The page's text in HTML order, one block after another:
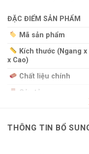
ĐẶC ĐIỂM SẢN PHẨM
Mã sản phẩm
Kích thước (Ngang x
x Cao)
Chất liệu chính
Cửa tủ
Phụ kiện đi kèm
THÔNG TIN BỔ